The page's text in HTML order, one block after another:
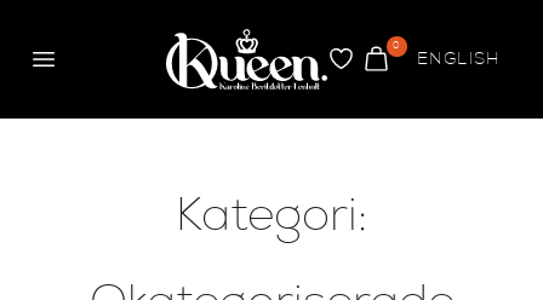
Meny
FAVORITER
VARUKORG
0
ENGLISH
Kategori: